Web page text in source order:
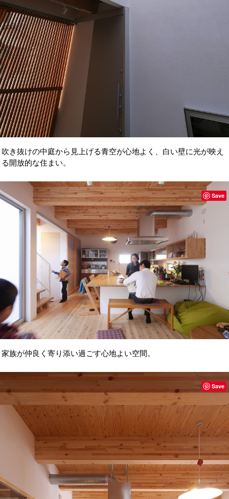
吹き抜けの中庭から見上げる青空が心地よく、白い壁に光が映え
る開放的な住まい。
家族が仲良く寄り添い過ごす心地よい空間。
Save
Save